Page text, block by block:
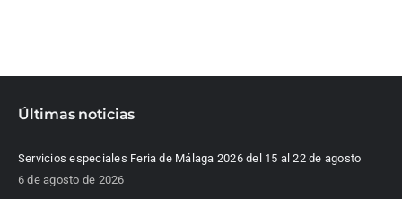
Últimas noticias
Servicios especiales Feria de Málaga 2026 del 15 al 22 de agosto
6 de agosto de 2026